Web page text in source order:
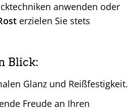
anwenden oder
erzielen Sie stets
Blick:
Glanz und Reißfestigkeit.
Freude an Ihren